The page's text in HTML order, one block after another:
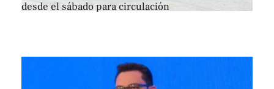
desde el sábado para circulación